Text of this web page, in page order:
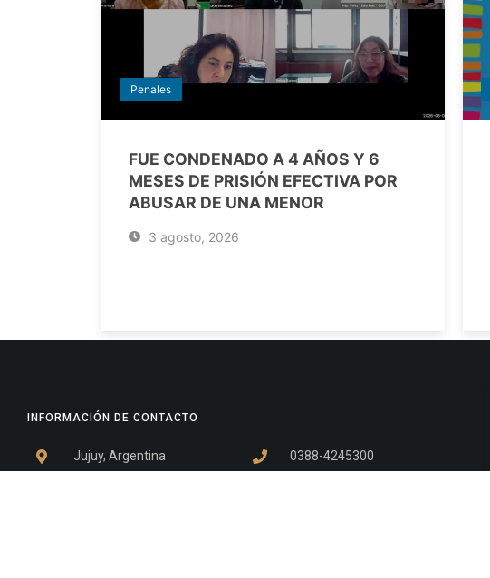
Penales
FUE CONDENADO A 4 AÑOS Y 6
MESES DE PRISIÓN EFECTIVA POR
ABUSAR DE UNA MENOR
3 agosto, 2026
INFORMACIÓN DE CONTACTO
Jujuy, Argentina
0388-4245300